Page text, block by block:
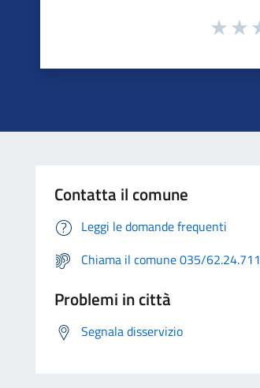
Contatta il comune
Leggi le domande frequenti
Chiama il comune 035/62.24.711
Problemi in città
Segnala disservizio